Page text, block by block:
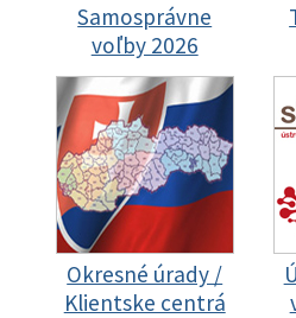
Samosprávne
voľby 2026
Okresné úrady /
Klientske centrá